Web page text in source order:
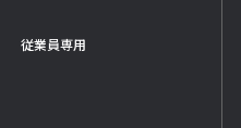
従業員専用